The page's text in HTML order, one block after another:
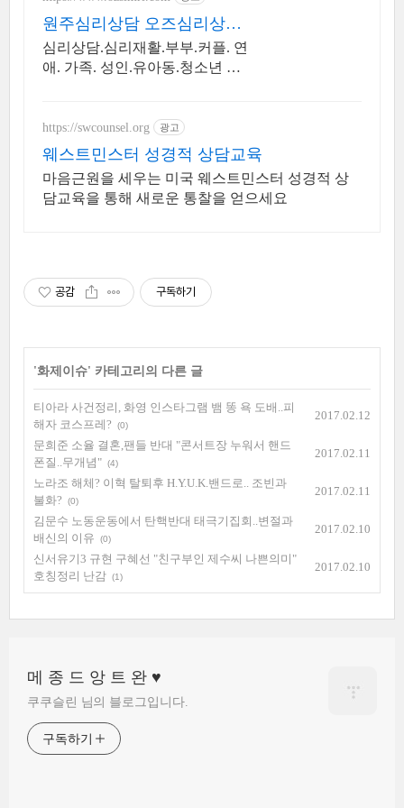
원주심리상담 오즈심리상담
센터 정식등록 상담센터 전문
가상담
심리상담.심리재활.부부.커플. 연
애. 가족. 성인.유아동.청소년 상
https://swcounsel.org 광고
웨스트민스터 성경적 상담교육
마음근원을 세우는 미국 웨스트민스터 성경적 상
담교육을 통해 새로운 통찰을 얻으세요
공감 구독하기
'화제이슈' 카테고리의 다른 글
티아라 사건정리, 화영 인스타그램 뱀 똥 욕 도배..피
해자 코스프레?
(0)
2017.02.12
문희준 소율 결혼,팬들 반대 "콘서트장 누워서 핸드
폰질..무개념" (4)
2017.02.11
노라조 해체? 이혁 탈퇴후 H.Y.U.K.밴드로.. 조빈과
불화?
(0)
2017.02.11
김문수 노동운동에서 탄핵반대 태극기집회..변절과
배신의 이유
(0)
2017.02.10
신서유기3 규현 구혜선 "친구부인 제수씨 나쁜의미"
호칭정리 난감 (1)
2017.02.10
메 종 드 앙 트 완 ♥
쿠쿠슬린 님의 블로그입니다.
구독하기